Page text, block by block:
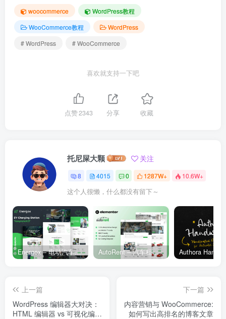
woocommerce
WordPress教程
WooCommerce教程
WordPress
# WordPress
# WooCommerce
喜欢就支持一下吧
点赞2343 分享 收藏
托尼屎大颗 关注
8 4015 0 1287W+ 10.6W+
这个人很懒，什么都没有留下～
Energox – 电动汽车充电站 Elementor 模板套件 AutoRent – 汽车租赁服务 Elementor 模板套件
上一篇
WordPress 编辑器大对决：
HTML 编辑器 vs 可视化编辑
下一篇
内容营销与 WooCommerce:
如何写出高排名的博客文章